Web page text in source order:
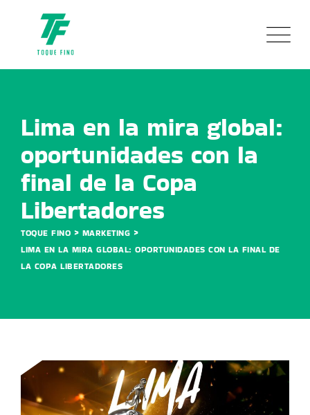
Lima en la mira global:
oportunidades con la
final de la Copa
Libertadores
TOQUE FINO > MARKETING >
LIMA EN LA MIRA GLOBAL: OPORTUNIDADES CON LA FINAL DE
LA COPA LIBERTADORES